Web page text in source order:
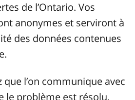
de l’Ontario. Vos
anonymes et serviront à
des données contenues
que l’on communique avec
le problème est résolu,